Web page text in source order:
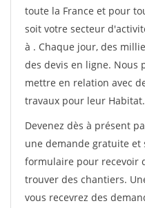
toute la France et pour
soit votre secteur
à . Chaque jour, des
des devis en ligne. Nous
mettre en relation avec
travaux pour leur Habitat.
Devenez dès à présent
une demande gratuite et
formulaire pour recevoir
trouver des chantiers.
vous recevrez des